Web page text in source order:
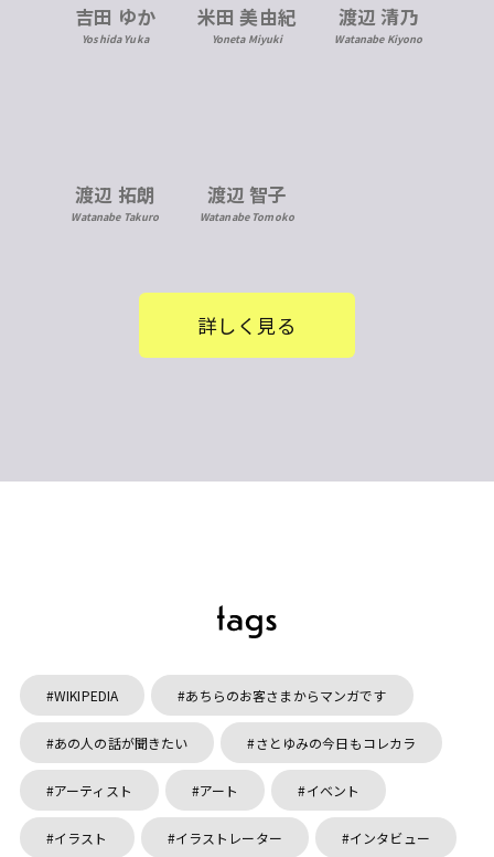
吉田 ゆか
Yoshida Yuka
米田 美由紀
Yoneta Miyuki
渡辺 清乃
Watanabe Kiyono
渡辺 拓朗
Watanabe Takuro
渡辺 智子
Watanabe Tomoko
詳しく見る
WIKIPEDIA あちらのお客さまからマンガです
あの人の話が聞きたい さとゆみの今日もコレカラ
アーティスト アート イベント
イラスト イラストレーター インタビュー